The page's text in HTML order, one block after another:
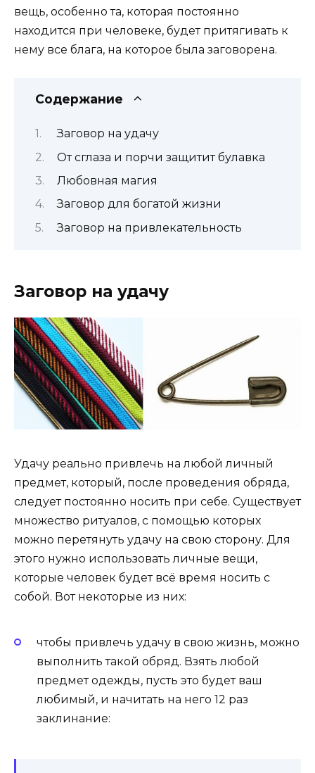
вещь, особенно та, которая постоянно
находится при человеке, будет притягивать к
нему все блага, на которое была заговорена.
Содержание
Заговор на удачу
От сглаза и порчи защитит булавка
Любовная магия
Заговор для богатой жизни
Заговор на привлекательность
Заговор на удачу
Удачу реально привлечь на любой личный
предмет, который, после проведения обряда,
следует постоянно носить при себе. Существует
множество ритуалов, с помощью которых
можно перетянуть удачу на свою сторону. Для
этого нужно использовать личные вещи,
которые человек будет всё время носить с
собой. Вот некоторые из них:
чтобы привлечь удачу в свою жизнь, можно
выполнить такой обряд. Взять любой
предмет одежды, пусть это будет ваш
любимый, и начитать на него 12 раз
заклинание: